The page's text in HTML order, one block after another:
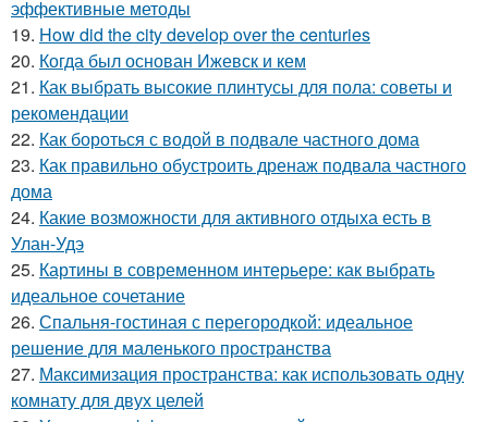
эффективные методы
19. How did the city develop over the centuries
20. Когда был основан Ижевск и кем
21. Как выбрать высокие плинтусы для пола: советы и
рекомендации
22. Как бороться с водой в подвале частного дома
23. Как правильно обустроить дренаж подвала частного
дома
24. Какие возможности для активного отдыха есть в
Улан-Удэ
25. Картины в современном интерьере: как выбрать
идеальное сочетание
26. Спальня-гостиная с перегородкой: идеальное
решение для маленького пространства
27. Максимизация пространства: как использовать одну
комнату для двух целей